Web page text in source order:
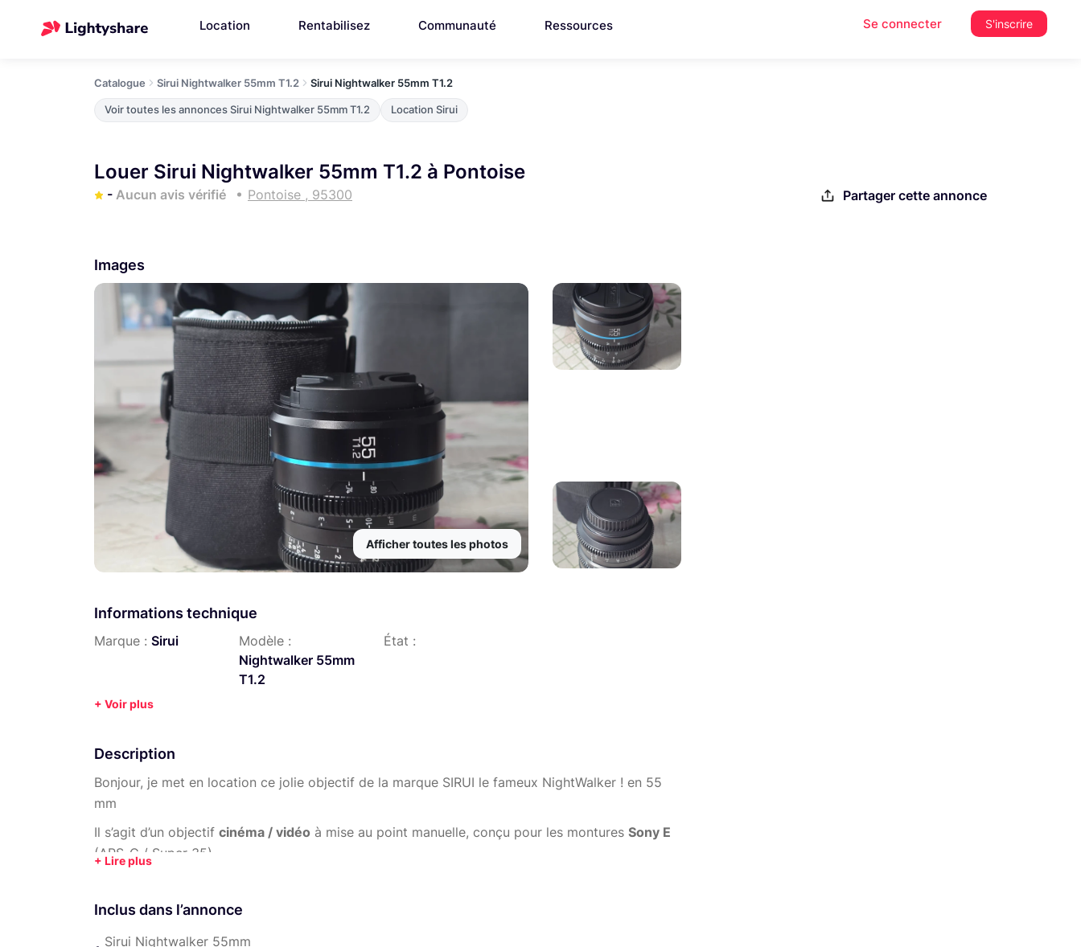
Location Rentabilisez Communauté Ressources Se connecter S'inscrire
Catalogue Sirui Nightwalker 55mm T1.2 Sirui Nightwalker 55mm T1.2
Voir toutes les annonces Sirui Nightwalker 55mm T1.2 Location Sirui
Louer Sirui Nightwalker 55mm T1.2 à Pontoise
- Aucun avis vérifié Pontoise , 95300 Partager cette annonce
Images
Afficher toutes les photos
Informations technique
Marque : Sirui
Modèle :
Nightwalker 55mm
T1.2
État :
+ Voir plus
Description
Bonjour, je met en location ce jolie objectif de la marque SIRUI le fameux NightWalker ! en 55
mm
Il s’agit d’un objectif cinéma / vidéo à mise au point manuelle, conçu pour les montures Sony E
(APS-C / Super 35).
Inclus dans l’annonce
Sirui Nightwalker 55mm